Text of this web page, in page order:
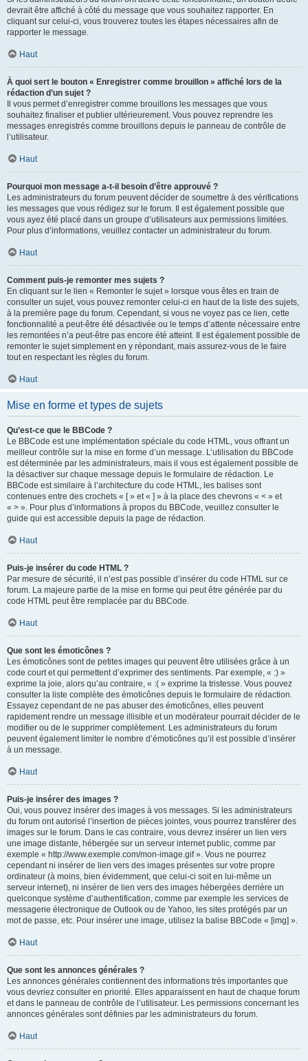
devrait être affiché à côté du message que vous souhaitez rapporter. En
cliquant sur celui-ci, vous trouverez toutes les étapes nécessaires afin de
rapporter le message.
Haut
À quoi sert le bouton « Enregistrer comme brouillon » affiché lors de la
rédaction d’un sujet ?
Il vous permet d’enregistrer comme brouillons les messages que vous
souhaitez finaliser et publier ultérieurement. Vous pouvez reprendre les
messages enregistrés comme brouillons depuis le panneau de contrôle de
l’utilisateur.
Haut
Pourquoi mon message a-t-il besoin d’être approuvé ?
Les administrateurs du forum peuvent décider de soumettre à des vérifications
les messages que vous rédigez sur le forum. Il est également possible que
vous ayez été placé dans un groupe d’utilisateurs aux permissions limitées.
Pour plus d’informations, veuillez contacter un administrateur du forum.
Haut
Comment puis-je remonter mes sujets ?
En cliquant sur le lien « Remonter le sujet » lorsque vous êtes en train de
consulter un sujet, vous pouvez remonter celui-ci en haut de la liste des sujets,
à la première page du forum. Cependant, si vous ne voyez pas ce lien, cette
fonctionnalité a peut-être été désactivée ou le temps d’attente nécessaire entre
les remontées n’a peut-être pas encore été atteint. Il est également possible de
remonter le sujet simplement en y répondant, mais assurez-vous de le faire
tout en respectant les règles du forum.
Haut
Mise en forme et types de sujets
Qu’est-ce que le BBCode ?
Le BBCode est une implémentation spéciale du code HTML, vous offrant un
meilleur contrôle sur la mise en forme d’un message. L’utilisation du BBCode
est déterminée par les administrateurs, mais il vous est également possible de
la désactiver sur chaque message depuis le formulaire de rédaction. Le
BBCode est similaire à l’architecture du code HTML, les balises sont
contenues entre des crochets « [ » et « ] » à la place des chevrons « < » et
« > ». Pour plus d’informations à propos du BBCode, veuillez consulter le
guide qui est accessible depuis la page de rédaction.
Haut
Puis-je insérer du code HTML ?
Par mesure de sécurité, il n’est pas possible d’insérer du code HTML sur ce
forum. La majeure partie de la mise en forme qui peut être générée par du
code HTML peut être remplacée par du BBCode.
Haut
Que sont les émoticônes ?
Les émoticônes sont de petites images qui peuvent être utilisées grâce à un
code court et qui permettent d’exprimer des sentiments. Par exemple, « :) »
exprime la joie, alors qu’au contraire, « :( » exprime la tristesse. Vous pouvez
consulter la liste complète des émoticônes depuis le formulaire de rédaction.
Essayez cependant de ne pas abuser des émoticônes, elles peuvent
rapidement rendre un message illisible et un modérateur pourrait décider de le
modifier ou de le supprimer complètement. Les administrateurs du forum
peuvent également limiter le nombre d’émoticônes qu’il est possible d’insérer
à un message.
Haut
Puis-je insérer des images ?
Oui, vous pouvez insérer des images à vos messages. Si les administrateurs
du forum ont autorisé l’insertion de pièces jointes, vous pourrez transférer des
images sur le forum. Dans le cas contraire, vous devrez insérer un lien vers
une image distante, hébergée sur un serveur internet public, comme par
exemple « http://www.exemple.com/mon-image.gif ». Vous ne pourrez
cependant ni insérer de lien vers des images présentes sur votre propre
ordinateur (à moins, bien évidemment, que celui-ci soit en lui-même un
serveur internet), ni insérer de lien vers des images hébergées derrière un
quelconque système d’authentification, comme par exemple les services de
messagerie électronique de Outlook ou de Yahoo, les sites protégés par un
mot de passe, etc. Pour insérer une image, utilisez la balise BBCode « [img] ».
Haut
Que sont les annonces générales ?
Les annonces générales contiennent des informations très importantes que
vous devriez consulter en priorité. Elles apparaissent en haut de chaque forum
et dans le panneau de contrôle de l’utilisateur. Les permissions concernant les
annonces générales sont définies par les administrateurs du forum.
Haut